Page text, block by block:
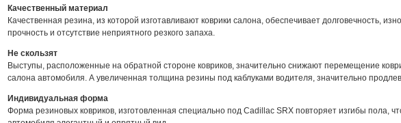
Качественный материал
Качественная резина, из которой изготавливают коврики салона, обеспечивает долговечность,
прочность и отсутствие неприятного резкого запаха.
Не скользят
Выступы, расположенные на обратной стороне ковриков, значительно снижают перемещение
салона автомобиля. А увеличенная толщина резины под каблуками водителя, значительно
Индивидуальная форма
Форма резиновых ковриков, изготовленная специально под Cadillac SRX повторяет изгибы пола,